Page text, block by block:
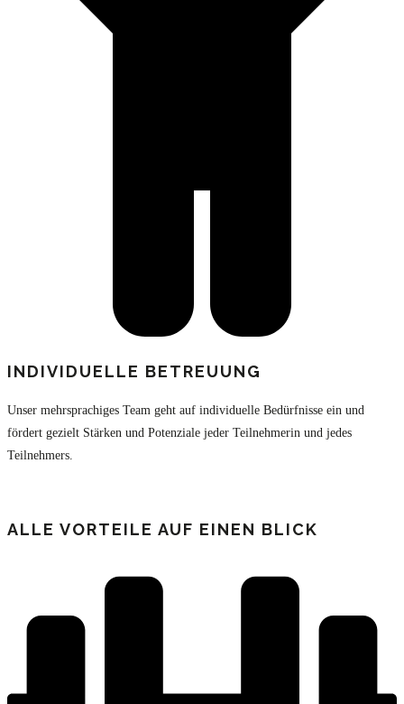
INDIVIDUELLE BETREUUNG
Unser mehrsprachiges Team geht auf individuelle Bedürfnisse ein und
fördert gezielt Stärken und Potenziale jeder Teilnehmerin und jedes
Teilnehmers.
ALLE VORTEILE AUF EINEN BLICK